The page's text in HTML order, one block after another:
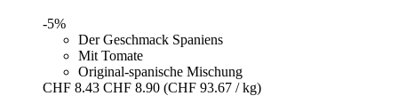
-5%
Der Geschmack Spaniens
Mit Tomate
Original-spanische Mischung
CHF 8.43 CHF 8.90 (CHF 93.67 / kg)